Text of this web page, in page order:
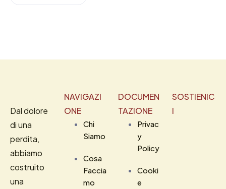
Dal dolore
di una
perdita,
abbiamo
costruito
una
NAVIGAZI
ONE
Chi
Siamo
Cosa
Faccia
mo
DOCUMEN
TAZIONE
Privac
y
Policy
Cooki
e
SOSTIENIC
I